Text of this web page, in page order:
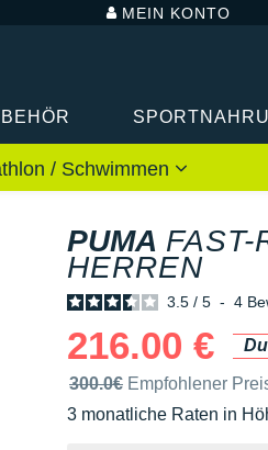
MEIN KONTO
/ Schwimmen
PUMA
HERREN
3.5 / 5 - 4
216.00 €
Unverbindliche
300.0€ Empfohlener
3 monatliche Raten in
Ohne Zusatzkosten